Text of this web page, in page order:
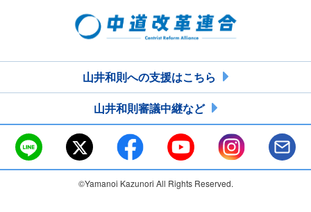
山井和則への支援はこちら
山井和則審議中継など
©Yamanoi Kazunori All Rights Reserved.